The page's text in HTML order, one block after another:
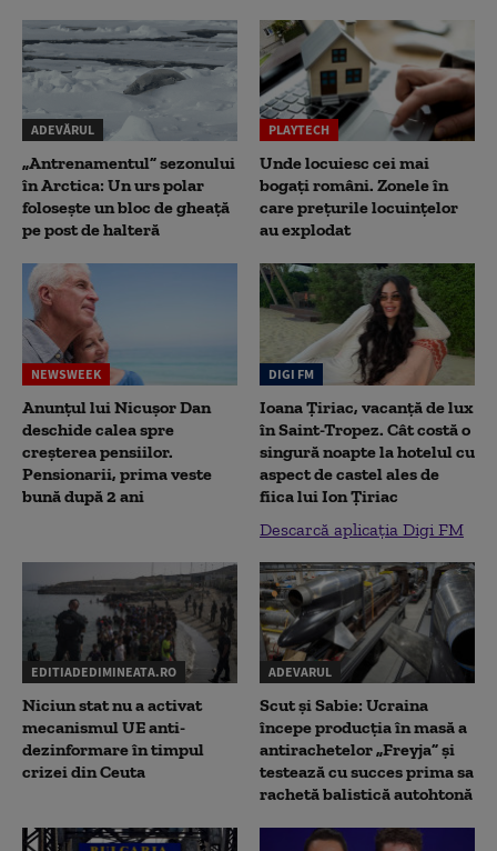
ADEVĂRUL
„Antrenamentul” sezonului
în Arctica: Un urs polar
folosește un bloc de gheață
pe post de halteră
PLAYTECH
Unde locuiesc cei mai
bogați români. Zonele în
care prețurile locuințelor
au explodat
NEWSWEEK
Anunțul lui Nicușor Dan
deschide calea spre
creșterea pensiilor.
Pensionarii, prima veste
bună după 2 ani
DIGI FM
Ioana Țiriac, vacanță de lux
în Saint-Tropez. Cât costă o
singură noapte la hotelul cu
aspect de castel ales de
fiica lui Ion Țiriac
Descarcă aplicația Digi FM
EDITIADEDIMINEATA.RO
Niciun stat nu a activat
mecanismul UE anti-
dezinformare în timpul
crizei din Ceuta
ADEVARUL
Scut și Sabie: Ucraina
începe producția în masă a
antirachetelor „Freyja” și
testează cu succes prima sa
rachetă balistică autohtonă